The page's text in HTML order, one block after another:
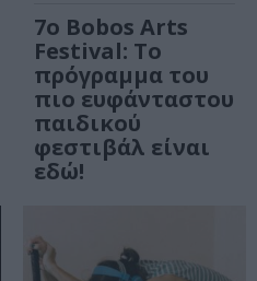
7o Bobos Arts
Festival: Το
πρόγραμμα του
πιο ευφάνταστου
παιδικού
φεστιβάλ είναι
εδώ!